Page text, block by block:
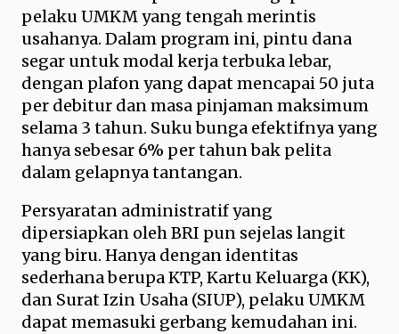
pelaku UMKM yang tengah merintis
usahanya. Dalam program ini, pintu dana
segar untuk modal kerja terbuka lebar,
dengan plafon yang dapat mencapai 50 juta
per debitur dan masa pinjaman maksimum
selama 3 tahun. Suku bunga efektifnya yang
hanya sebesar 6% per tahun bak pelita
dalam gelapnya tantangan.
Persyaratan administratif yang
dipersiapkan oleh BRI pun sejelas langit
yang biru. Hanya dengan identitas
sederhana berupa KTP, Kartu Keluarga (KK),
dan Surat Izin Usaha (SIUP), pelaku UMKM
dapat memasuki gerbang kemudahan ini.